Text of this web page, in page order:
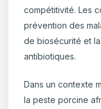
compétitivité. Les
prévention des
de biosécurité et
antibiotiques.
Dans un contexte
la peste porcine